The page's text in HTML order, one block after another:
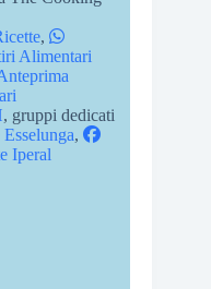
,
Alimentari
, gruppi dedicati
,
Iperal